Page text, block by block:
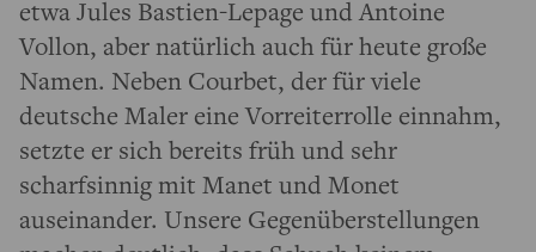
etwa Jules Bastien-Lepage und Antoine
Vollon, aber natürlich auch für heute große
Namen. Neben Courbet, der für viele
deutsche Maler eine Vorreiterrolle einnahm,
setzte er sich bereits früh und sehr
scharfsinnig mit Manet und Monet
auseinander. Unsere Gegenüberstellungen